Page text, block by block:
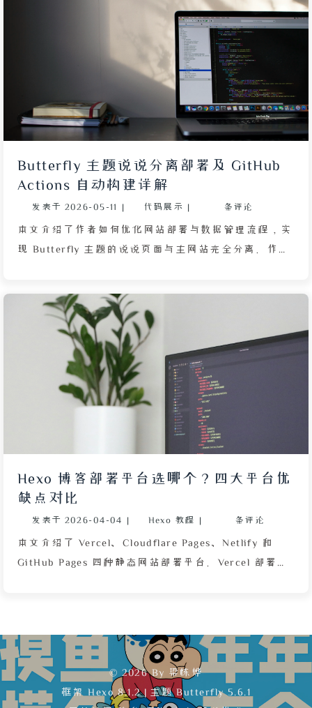
属性选择器和 content: url() 声明直接替换头像地址，
但发现 CSS 文件被浏览器或 CDN 缓存后无法即时更
新，且随着无头像访客增多，维护成本极高。为此作者
提出了更优雅的解决方案：将头像映射关系写成 JSON
格式，部署在 GitHub Pages 上，再通过自执行
JavaScript 脚本从服务器拉取该 JSON，动态生成 CSS
样式并注入页面头部，从而替换所有匹配的 Gravatar
Gravatar 机制均可适用。作者最终将此服务命名为
“梁栋烨头像联盟”，并开放共享，同时鼓励读者自行
搭建以完全掌控数据。文章还表示会为长期访客提供头
像解析工单，帮助其获得专属视觉标识。
Butterfly 主题说说分离部署及 GitHub
Actions 自动构建详解
发表于 2026-05-11 | 代码展示 | 条评论
本文介绍了作者如何优化网站部署与数据管理流程，实
现 Butterfly 主题的说说页面与主网站完全分离。作者
控制与自动部署，使每次推送代码后自动完成依赖安
装、静态文件生成并部署到 GitHub Pages。随后，作
者用 Python 编写脚本，将本地 YAML 格式的说说数据
转换为独立 JSON 文件，并修改说说页面的
Frontmatter 配置，使其远程加载该 JSON 数据，从而
实现内容与主站分离管理。最后，作者解决了因仓库名
称冲突导致的路径跳转问题，通过改用不重名的仓库成
功部署。整个过程显著提升了版本管理效率，降低了维
Hexo 博客部署平台选哪个？四大平台优
缺点对比
发表于 2026-04-04 | Hexo 教程 | 条评论
本文介绍了 Vercel、Cloudflare Pages、Netlify 和
GitHub Pages 四种静态网站部署平台。Vercel 部署
域名；GitHub Pages 最简单但速度最慢，仅支持静态
页面和 Jekyll，其他框架需配置 Actions，优点是其
github.io 域名国内可访问。文章最后给出推荐顺序：
Vercel 为首选，其次 Cloudflare Pages，再次
© 2026 By 梁栋烨
框架Hexo 8.1.2 | 主题Butterfly 5.6.1